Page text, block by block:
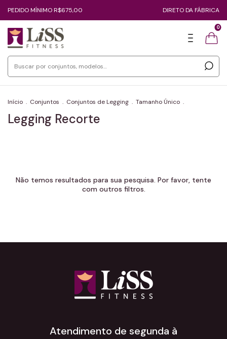
PEDIDO MÍNIMO R$675,00 DIRETO DA FÁBRICA
0
Início . Conjuntos . Conjuntos de Legging . Tamanho Único .
Legging Recorte
Não temos resultados para sua pesquisa. Por favor, tente
com outros filtros.
Atendimento de segunda à